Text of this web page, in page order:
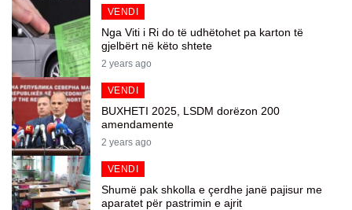
VENDI
Nga Viti i Ri do të udhëtohet pa karton të
gjelbërt në këto shtete
2 years ago
VENDI
BUXHETI 2025, LSDM dorëzon 200
amendamente
2 years ago
VENDI
Shumë pak shkolla e çerdhe janë pajisur me
aparatet për pastrimin e ajrit